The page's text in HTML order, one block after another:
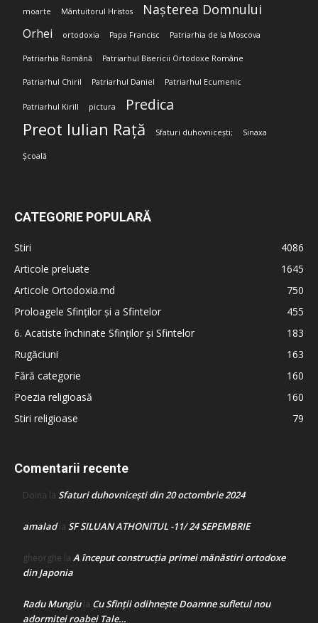
moarte Mântuitorul Hristos Nașterea Domnului
Orhei ortodoxia Papa Francisc Patriarhia de la Moscova
Patriarhia Română Patriarhul Bisericii Ortodoxe Române
Patriarhul Chiril Patriarhul Daniel Patriarhul Ecumenic
Patriarhul Kirill pictura Predica
Preot Iulian Rață Sfaturi duhovnicești; Sinaxa
Școală
CATEGORIE POPULARĂ
Stiri
4086
Articole preluate
1645
Articole Ortodoxia.md
750
Proloagele Sfinților și a Sfintelor
455
6. Acatiste închinate Sfinților și Sfintelor
183
Rugăciuni
163
Fără categorie
160
Poezia religioasă
160
Stiri religioase
79
Comentarii recente
Doina la Sfaturi duhovnicești din 20 octombrie 2024
amaladla SF SILUAN ATHONITUL -11/ 24 SEPEMBRIE
gheorghe la A început construcţia primei mănăstiri ortodoxe
din Japonia
Radu Mungiula Cu Sfinții odihnește Doamne sufletul nou
adormitei roabei Tale…